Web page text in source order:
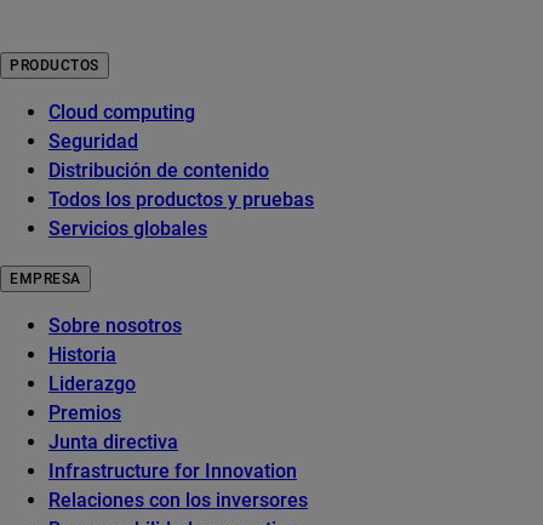
PRODUCTOS
Cloud computing
Seguridad
Distribución de contenido
Todos los productos y pruebas
Servicios globales
EMPRESA
Sobre nosotros
Historia
Liderazgo
Premios
Junta directiva
Infrastructure for Innovation
Relaciones con los inversores